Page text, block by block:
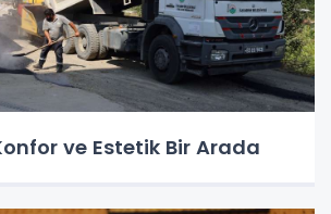
ve Estetik Bir Arada